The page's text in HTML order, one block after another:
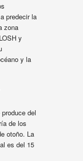
predecir la
zona
y
y la
del
de los
otoño. La
es del 15